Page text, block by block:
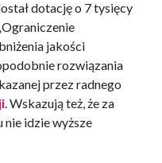
dotację o 7 tysięcy
jakości
rozwiązania
przez radnego
. Wskazują też, że za
idzie wyższe